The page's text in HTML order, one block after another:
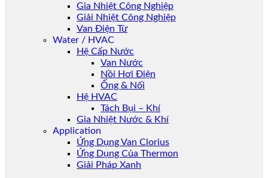
Gia Nhiệt Công Nghiệp
Giải Nhiệt Công Nghiệp
Van Điện Từ
Water / HVAC
Hệ Cấp Nước
Van Nước
Nồi Hơi Điện
Ống & Nối
Hệ HVAC
Tách Bụi – Khí
Gia Nhiệt Nước & Khí
Application
Ứng Dụng Van Clorius
Ứng Dụng Của Thermon
Giải Pháp Xanh